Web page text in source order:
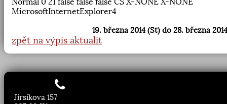
MicrosoftInternetExplorer4
19. března 2014 (St) do 28. března
zpět na výpis aktualit
Jirsíkova 157